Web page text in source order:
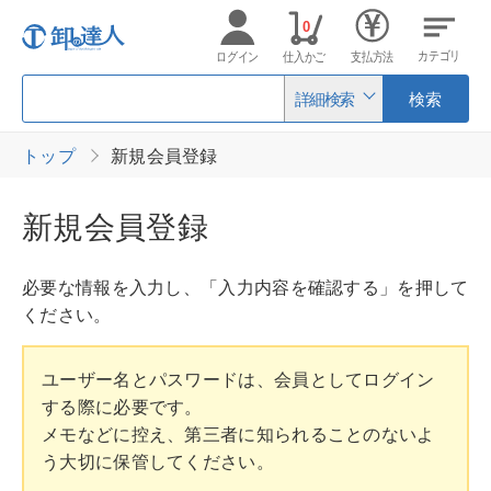
詳細検索 検索
ログイン 仕入かご
0
支払方法 カテゴリ
トップ 新規会員登録
新規会員登録
必要な情報を入力し、「入力内容を確認する」を押して
ください。
ユーザー名とパスワードは、会員としてログイン
する際に必要です。
メモなどに控え、第三者に知られることのないよ
う大切に保管してください。